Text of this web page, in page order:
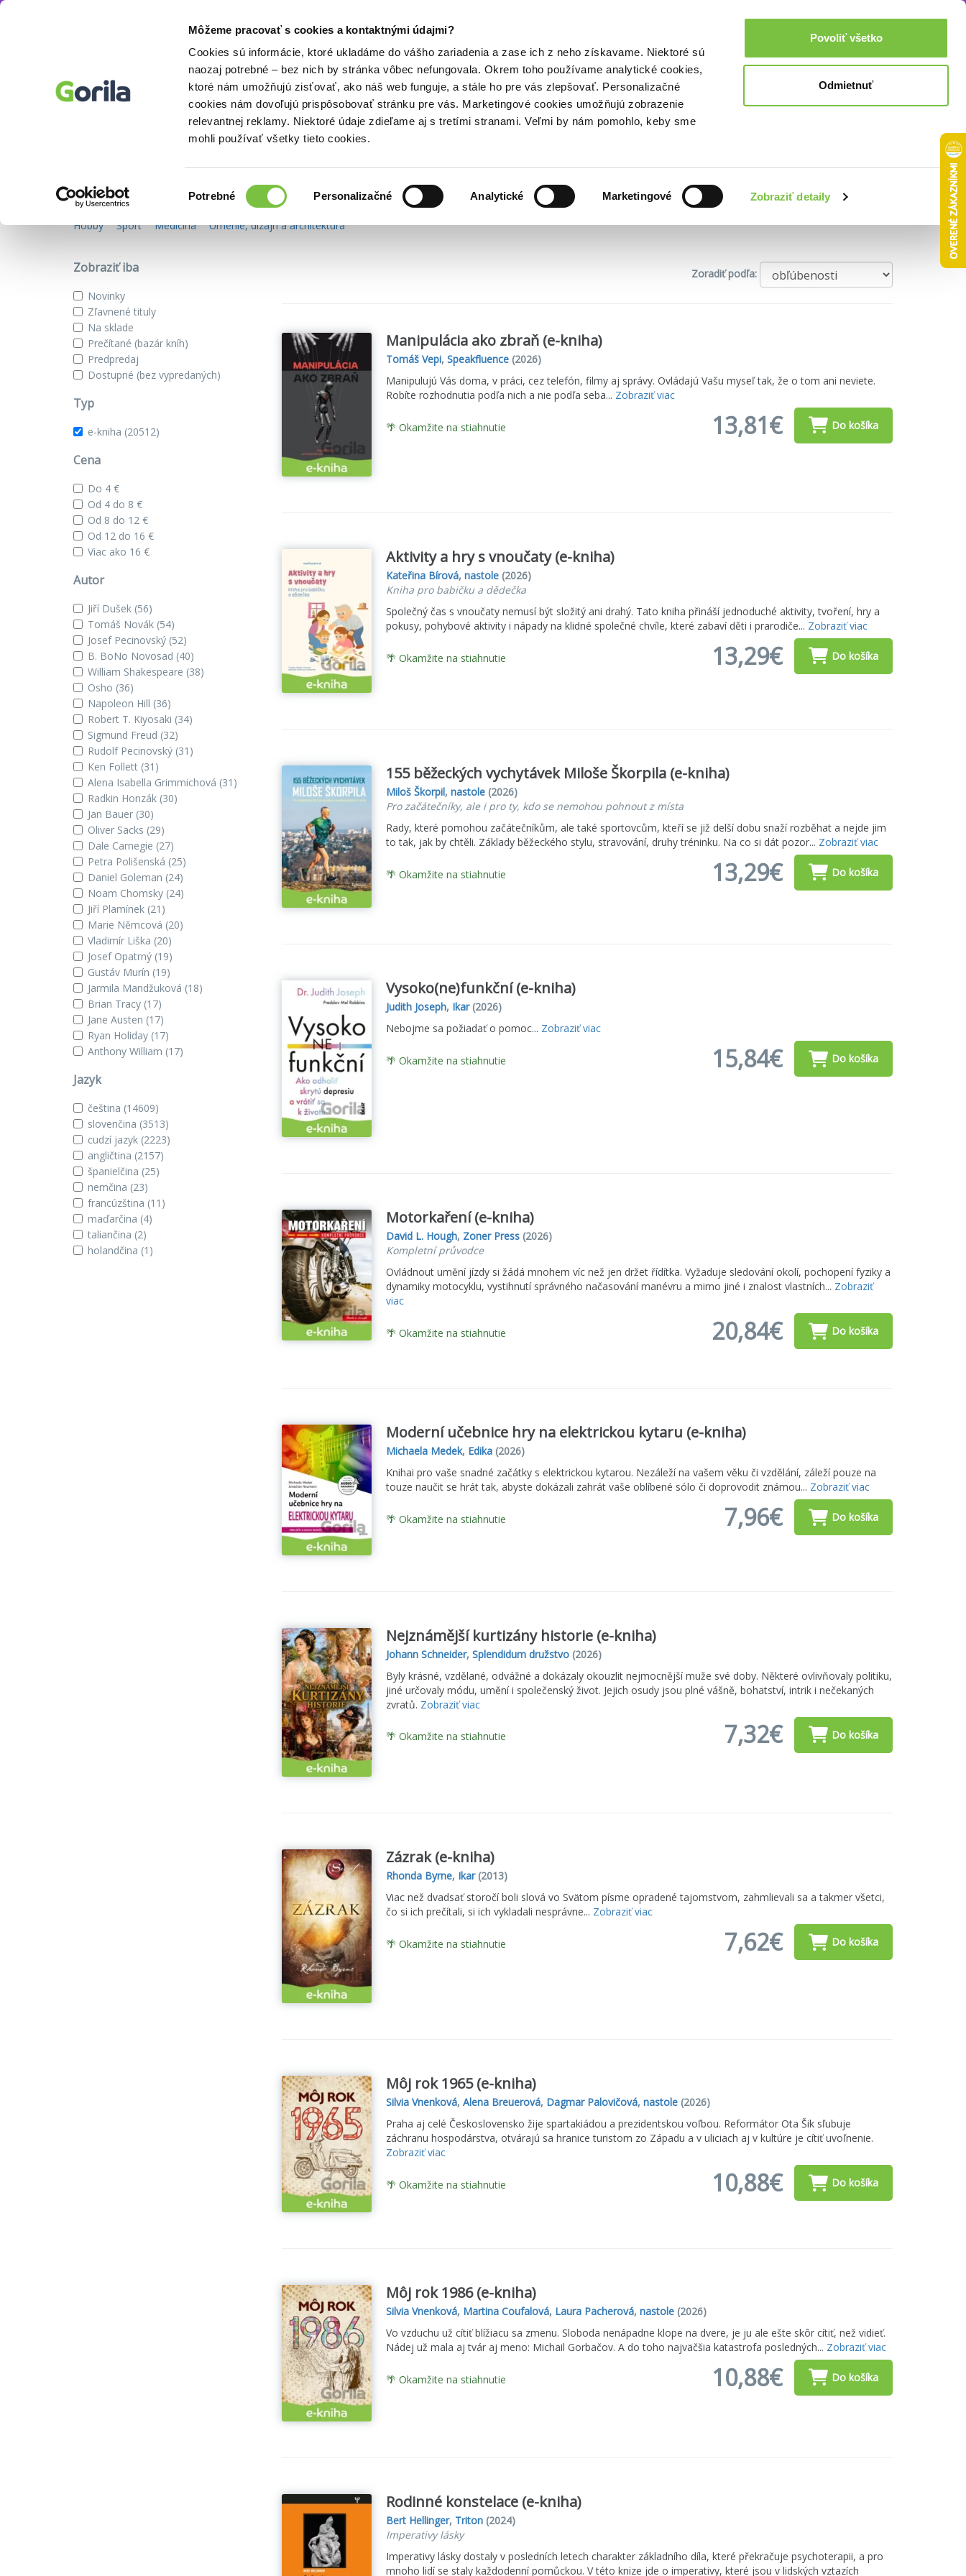
Môžeme pracovať s cookies a kontaktnými údajmi?
Cookies sú informácie, ktoré ukladáme do vášho zariadenia a zase ich z neho získavame. Niektoré sú
naozaj potrebné – bez nich by stránka vôbec nefungovala. Okrem toho používame analytické cookies,
ktoré nám umožňujú zisťovať, ako náš web funguje, a stále ho pre vás zlepšovať. Personalizačné
cookies nám dovoľujú prispôsobovať stránku pre vás. Marketingové cookies umožňujú zobrazenie
relevantnej reklamy. Niektoré údaje zdieľame aj s tretími stranami. Veľmi by nám pomohlo, keby sme
mohli používať všetky tieto cookies.
súhlasu
Potrebné Personalizačné Analytické Marketingové Zobraziť detaily
Povoliť všetko
Odmietnuť
Doplnky Prihlásenie 0,00€
Odborné a náučné Akcie a zľavy
Odborné a náučné e-knihy
Podkategórie
Biznis a manažment Humanitné a spoločenské vedy Počítače a internet Prírodné vedy a technika Motivácia a sebarozvoj Zdravie a životný štýl
Hobby
Šport Medicína Umenie, dizajn a architektúra
Zobraziť iba
Novinky
Zľavnené tituly
Na sklade
Prečítané (bazár kníh)
Predpredaj
Dostupné (bez vypredaných)
Typ
e-kniha (20512)
Cena
Do 4 €
Od 4 do 8 €
Od 8 do 12 €
Od 12 do 16 €
Viac ako 16 €
Autor
Jiří Dušek (56)
Tomáš Novák (54)
Josef Pecinovský (52)
B. BoNo Novosad (40)
William Shakespeare (38)
Osho (36)
Napoleon Hill (36)
Robert T. Kiyosaki (34)
Sigmund Freud (32)
Rudolf Pecinovský (31)
Ken Follett (31)
Alena Isabella Grimmichová (31)
Radkin Honzák (30)
Jan Bauer (30)
Oliver Sacks (29)
Dale Carnegie (27)
Petra Polišenská (25)
Daniel Goleman (24)
Noam Chomsky (24)
Jiří Plamínek (21)
Marie Němcová (20)
Vladimír Liška (20)
Josef Opatrný (19)
Gustáv Murín (19)
Jarmila Mandžuková (18)
Brian Tracy (17)
Jane Austen (17)
Ryan Holiday (17)
Anthony William (17)
Jazyk
čeština (14609)
slovenčina (3513)
cudzí jazyk (2223)
angličtina (2157)
španielčina (25)
nemčina (23)
francúzština (11)
maďarčina (4)
taliančina (2)
holandčina (1)
Zoradiť podľa:
Manipulácia ako zbraň (e-kniha)
Tomáš Vepi, Speakfluence(2026)
Manipulujú Vás doma, v práci, cez telefón, filmy aj správy. Ovládajú Vašu myseľ tak, že o tom ani neviete.
Robíte rozhodnutia podľa nich a nie podľa seba... Zobraziť viac
🌴 Okamžite na stiahnutie 13,81€ Do košíka
Aktivity a hry s vnoučaty (e-kniha)
Kateřina Bírová, nastole(2026)
Kniha pro babičku a dědečka
Společný čas s vnoučaty nemusí být složitý ani drahý. Tato kniha přináší jednoduché aktivity, tvoření, hry a
pokusy, pohybové aktivity i nápady na klidné společné chvíle, které zabaví děti i prarodiče... Zobraziť viac
🌴 Okamžite na stiahnutie 13,29€ Do košíka
155 běžeckých vychytávek Miloše Škorpila (e-kniha)
Miloš Škorpil, nastole(2026)
Pro začátečníky, ale i pro ty, kdo se nemohou pohnout z místa
Rady, které pomohou začátečníkům, ale také sportovcům, kteří se již delší dobu snaží rozběhat a nejde jim
to tak, jak by chtěli. Základy běžeckého stylu, stravování, druhy tréninku. Na co si dát pozor... Zobraziť viac
🌴 Okamžite na stiahnutie 13,29€ Do košíka
Vysoko(ne)funkční (e-kniha)
Judith Joseph, Ikar(2026)
Nebojme sa požiadať o pomoc... Zobraziť viac
🌴 Okamžite na stiahnutie 15,84€ Do košíka
Motorkaření (e-kniha)
David L. Hough, Zoner Press(2026)
Kompletní průvodce
Ovládnout umění jízdy si žádá mnohem víc než jen držet řídítka. Vyžaduje sledování okolí, pochopení fyziky a
dynamiky motocyklu, vystihnutí správného načasování manévru a mimo jiné i znalost vlastních... Zobraziť
viac
🌴 Okamžite na stiahnutie 20,84€ Do košíka
Moderní učebnice hry na elektrickou kytaru (e-kniha)
Michaela Medek, Edika(2026)
Knihai pro vaše snadné začátky s elektrickou kytarou. Nezáleží na vašem věku či vzdělání, záleží pouze na
touze naučit se hrát tak, abyste dokázali zahrát vaše oblíbené sólo či doprovodit známou... Zobraziť viac
🌴 Okamžite na stiahnutie 7,96€ Do košíka
Nejznámější kurtizány historie (e-kniha)
Johann Schneider, Splendidum družstvo(2026)
Byly krásné, vzdělané, odvážné a dokázaly okouzlit nejmocnější muže své doby. Některé ovlivňovaly politiku,
jiné určovaly módu, umění i společenský život. Jejich osudy jsou plné vášně, bohatství, intrik i nečekaných
zvratů. Zobraziť viac
🌴 Okamžite na stiahnutie 7,32€ Do košíka
Zázrak (e-kniha)
Rhonda Byrne, Ikar(2013)
Viac než dvadsať storočí boli slová vo Svätom písme opradené tajomstvom, zahmlievali sa a takmer všetci,
čo si ich prečítali, si ich vykladali nesprávne... Zobraziť viac
🌴 Okamžite na stiahnutie 7,62€ Do košíka
Môj rok 1965 (e-kniha)
Silvia Vnenková, Alena Breuerová, Dagmar Palovičová, nastole(2026)
Praha aj celé Československo žije spartakiádou a prezidentskou voľbou. Reformátor Ota Šik sľubuje
záchranu hospodárstva, otvárajú sa hranice turistom zo Západu a v uliciach aj v kultúre je cítiť uvoľnenie.
Zobraziť viac
🌴 Okamžite na stiahnutie 10,88€ Do košíka
Môj rok 1986 (e-kniha)
Silvia Vnenková, Martina Coufalová, Laura Pacherová, nastole(2026)
Vo vzduchu už cítiť blížiacu sa zmenu. Sloboda nenápadne klope na dvere, je ju ale ešte skôr cítiť, než vidieť.
Nádej už mala aj tvár aj meno: Michail Gorbačov. A do toho najväčšia katastrofa posledných... Zobraziť viac
🌴 Okamžite na stiahnutie 10,88€ Do košíka
Rodinné konstelace (e-kniha)
Bert Hellinger, Triton(2024)
Imperativy lásky
Imperativy lásky dostaly v posledních letech charakter základního díla, které překračuje psychoterapii, a pro
mnoho lidí se staly každodenní pomůckou. V této knize jde o imperativy, které jsou v lidských vztazích